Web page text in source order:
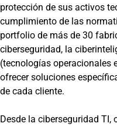
protección de sus activos
cumplimiento de las
portfolio de más de 30
ciberseguridad, la
(tecnologías operacionales
ofrecer soluciones
de cada cliente.
Desde la ciberseguridad